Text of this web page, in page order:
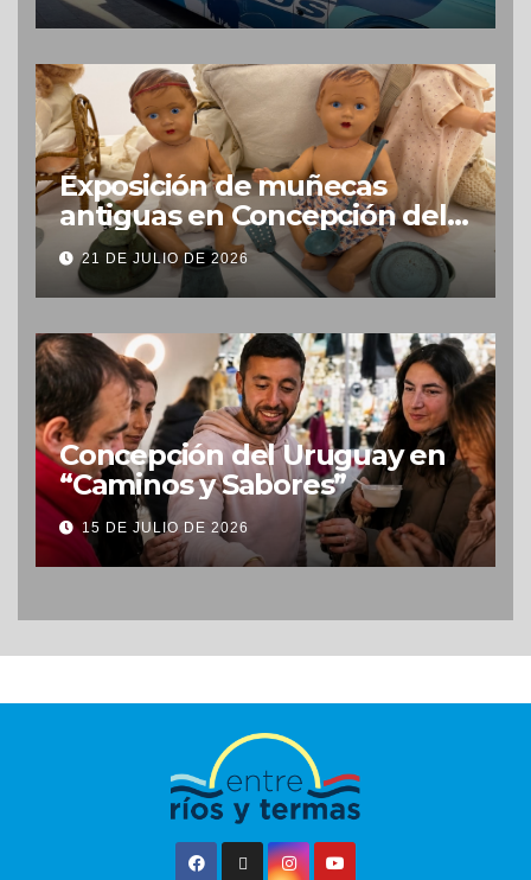
Exposición de muñecas
antiguas en Concepción del
Uruguay
21 DE JULIO DE 2026
Concepción del Uruguay en
“Caminos y Sabores”
15 DE JULIO DE 2026